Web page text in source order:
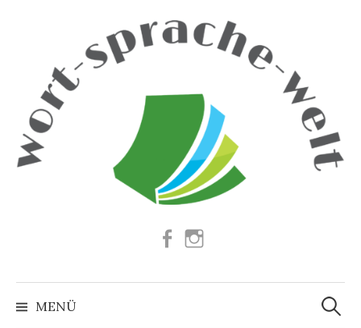
Facebook
MENÜ
Suchen
nach: